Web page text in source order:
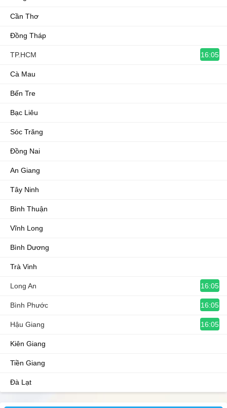
Cần Thơ
Đồng Tháp
TP.HCM 16:05
Cà Mau
Bến Tre
Bạc Liêu
Sóc Trăng
Đồng Nai
An Giang
Tây Ninh
Bình Thuận
Vĩnh Long
Bình Dương
Trà Vinh
Long An 16:05
Bình Phước 16:05
Hậu Giang 16:05
Kiên Giang
Tiền Giang
Đà Lạt